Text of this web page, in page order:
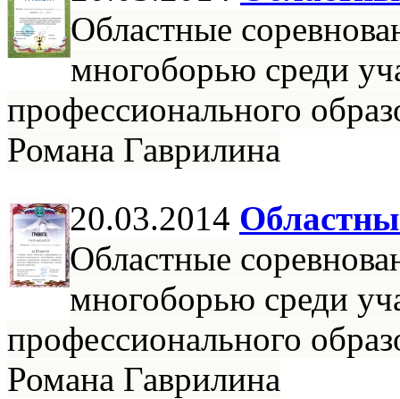
Областные
многоборью среди
профессионального
Романа Гаврилина
20.03.2014
Областные
многоборью среди
профессионального
Романа Гаврилина